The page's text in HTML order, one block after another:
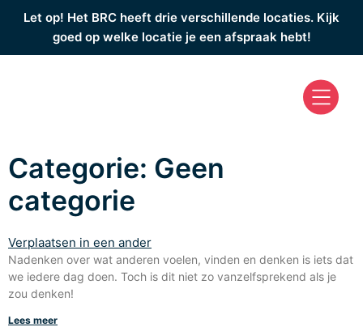
Let op! Het BRC heeft drie verschillende locaties. Kijk
goed op welke locatie je een afspraak hebt!
Categorie: Geen
categorie
Verplaatsen in een ander
Nadenken over wat anderen voelen, vinden en denken is iets dat
we iedere dag doen. Toch is dit niet zo vanzelfsprekend als je
zou denken!
Lees meer